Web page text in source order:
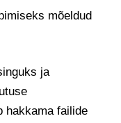
mõeldud
ja
hakkama failide